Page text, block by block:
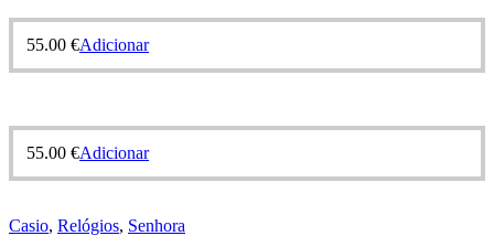
55.00 €Adicionar
55.00 €Adicionar
Casio, Relógios, Senhora